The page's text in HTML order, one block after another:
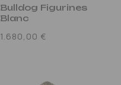
Bulldog Figurines
Blanc
Prix
1.680,00 €